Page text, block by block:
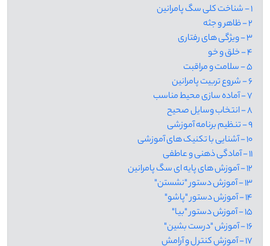
1 - شناخت کلی سگ پامرانین
2 - ظاهر و جثه
3 - ویژگی های رفتاری
4 - خلق و خو
5 - سلامت و مراقبت
6 - شروع تربیت پامرانین
7 - آماده سازی محیط مناسب
8 - انتخاب وسایل صحیح
9 - تنظیم برنامه آموزشی
10 - آشنایی با تکنیک های آموزشی
11 - آمادگی ذهنی و عاطفی
12 - آموزش های پایه ای سگ پامرانین
13 - آموزش دستور "نشستن"
14 - آموزش دستور "پاشو"
15 - آموزش دستور "بیا"
16 - آموزش "درست بشین"
17 - آموزش کنترل و آرامش